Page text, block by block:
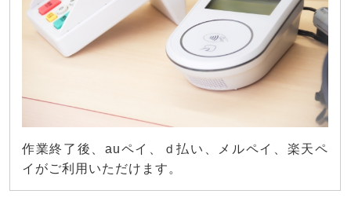
作業終了後、auペイ、ｄ払い、メルペイ、楽天ペ
イがご利用いただけます。